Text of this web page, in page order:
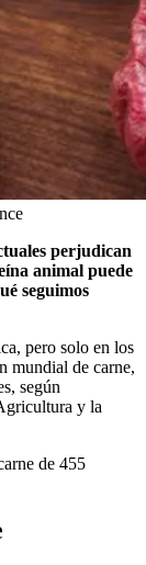
perjudican
animal puede
seguimos
pero solo en los
mundial de carne,
según
y la
de 455